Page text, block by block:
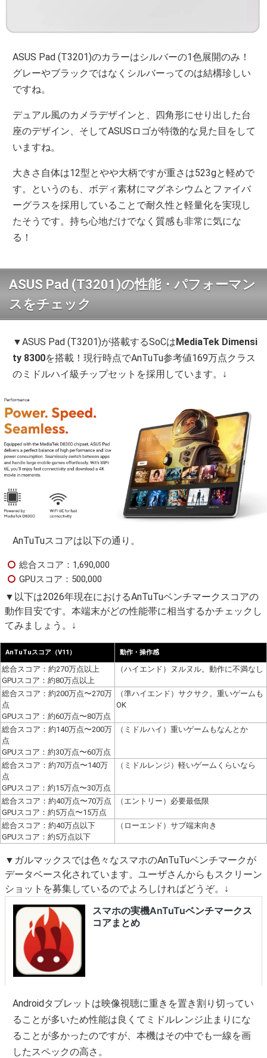
ASUS Pad (T3201)のカラーはシルバーの1色展開のみ！
グレーやブラックではなくシルバーってのは結構珍しい
ですね。
デュアル風のカメラデザインと、四角形にせり出した台
座のデザイン、そしてASUSロゴが特徴的な見た目をして
いますね。
大きさ自体は12型とやや大柄ですが重さは523gと軽めで
す。というのも、ボディ素材にマグネシウムとファイバ
ーグラスを採用していることで耐久性と軽量化を実現し
たそうです。持ち心地だけでなく質感も非常に気にな
る！
ASUS Pad (T3201)の性能・パフォーマン
スをチェック
▼ASUS Pad (T3201)が搭載するSoCはMediaTek Dimensi
ty 8300を搭載！現行時点でAnTuTu参考値169万点クラス
のミドルハイ級チップセットを採用しています。↓
AnTuTuスコアは以下の通り。
総合スコア：1,690,000
GPUスコア：500,000
▼以下は2026年現在におけるAnTuTuベンチマークスコアの
動作目安です。本端末がどの性能帯に相当するかチェックし
てみましょう。↓
AnTuTuスコア（V11） 動作・操作感
総合スコア：約270万点以上
GPUスコア：約80万点以上
（ハイエンド）ヌルヌル。動作に不満なし
総合スコア：約200万点〜270万
点
GPUスコア：約60万点〜80万点
（準ハイエンド）サクサク。重いゲームも
OK
総合スコア：約140万点〜200万
点
GPUスコア：約30万点〜60万点
（ミドルハイ）重いゲームもなんとか
総合スコア：約70万点〜140万
点
GPUスコア：約15万点〜30万点
（ミドルレンジ）軽いゲームくらいなら
総合スコア：約40万点〜70万点
GPUスコア：約5万点〜15万点
（エントリー）必要最低限
総合スコア：約40万点以下
GPUスコア：約5万点以下
（ローエンド）サブ端末向き
▼ガルマックスでは色々なスマホのAnTuTuベンチマークが
データベース化されています。ユーザさんからもスクリーン
ショットを募集しているのでよろしければどうぞ。↓
Androidタブレットは映像視聴に重きを置き割り切ってい
ることが多いため性能は良くてミドルレンジ止まりにな
ることが多かったのですが、本機はその中でも一線を画
したスペックの高さ。